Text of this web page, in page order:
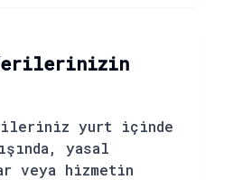
yurt içinde
yasal
veya hizmetin